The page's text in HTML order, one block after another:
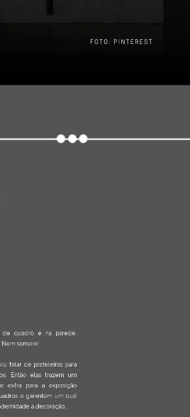
elas trazem um
para a exposição